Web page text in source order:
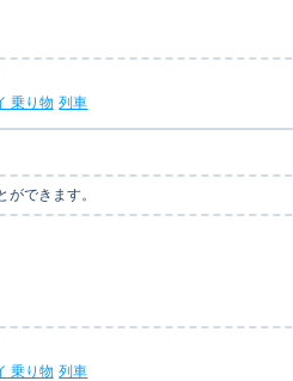
乗り物 列車
できます。
乗り物 列車